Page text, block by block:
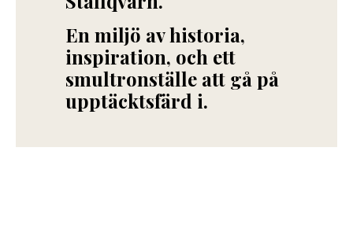
En miljö av historia,
inspiration, och ett
smultronställe att gå på
upptäcktsfärd i.